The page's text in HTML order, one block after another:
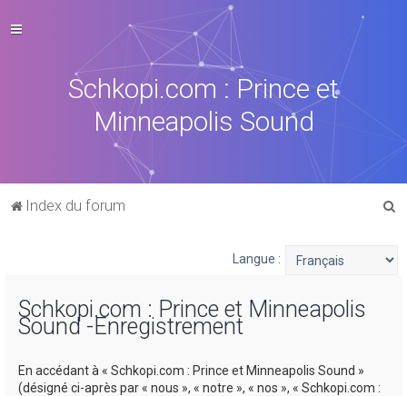
Schkopi.com : Prince et
Minneapolis Sound
Index du forum
Langue :
Schkopi.com : Prince et Minneapolis
Sound -Enregistrement
En accédant à « Schkopi.com : Prince et Minneapolis Sound »
(désigné ci-après par « nous », « notre », « nos », « Schkopi.com :